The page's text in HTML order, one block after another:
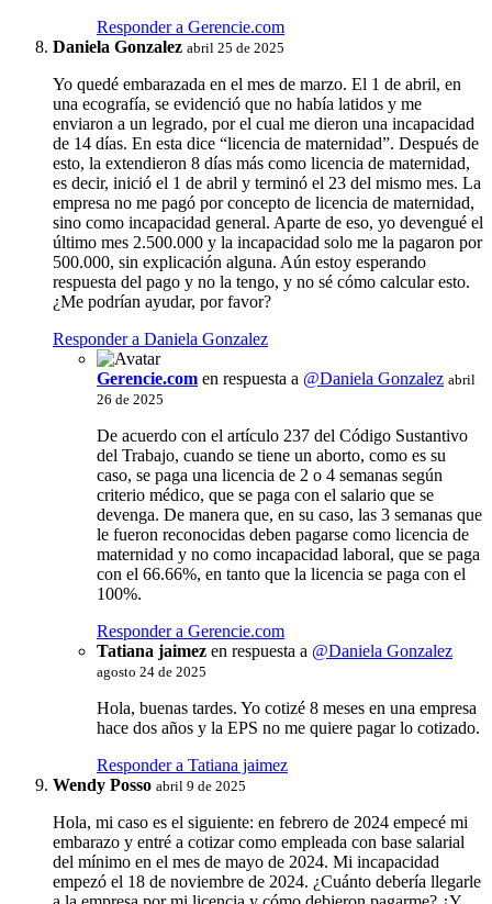
Responder a Gerencie.com
Daniela Gonzalez abril 25 de 2025
Yo quedé embarazada en el mes de marzo. El 1 de abril, en
una ecografía, se evidenció que no había latidos y me
enviaron a un legrado, por el cual me dieron una incapacidad
de 14 días. En esta dice “licencia de maternidad”. Después de
esto, la extendieron 8 días más como licencia de maternidad,
es decir, inició el 1 de abril y terminó el 23 del mismo mes. La
empresa no me pagó por concepto de licencia de maternidad,
sino como incapacidad general. Aparte de eso, yo devengué el
último mes 2.500.000 y la incapacidad solo me la pagaron por
500.000, sin explicación alguna. Aún estoy esperando
respuesta del pago y no la tengo, y no sé cómo calcular esto.
¿Me podrían ayudar, por favor?
Responder a Daniela Gonzalez
Gerencie.com en respuesta a @Daniela Gonzalez abril
26 de 2025
De acuerdo con el artículo 237 del Código Sustantivo
del Trabajo, cuando se tiene un aborto, como es su
caso, se paga una licencia de 2 o 4 semanas según
criterio médico, que se paga con el salario que se
devenga. De manera que, en su caso, las 3 semanas que
le fueron reconocidas deben pagarse como licencia de
maternidad y no como incapacidad laboral, que se paga
con el 66.66%, en tanto que la licencia se paga con el
100%.
Responder a Gerencie.com
Tatiana jaimez en respuesta a @Daniela Gonzalez
agosto 24 de 2025
Hola, buenas tardes. Yo cotizé 8 meses en una empresa
hace dos años y la EPS no me quiere pagar lo cotizado.
Responder a Tatiana jaimez
Wendy Posso abril 9 de 2025
Hola, mi caso es el siguiente: en febrero de 2024 empecé mi
embarazo y entré a cotizar como empleada con base salarial
del mínimo en el mes de mayo de 2024. Mi incapacidad
empezó el 18 de noviembre de 2024. ¿Cuánto debería llegarle